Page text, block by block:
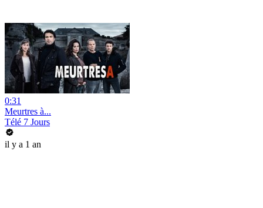
0:31
Meurtres à...
Télé 7 Jours
il y a 1 an